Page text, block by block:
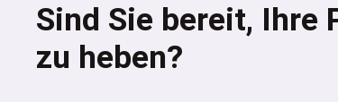
Sind Sie bereit,
zu heben?